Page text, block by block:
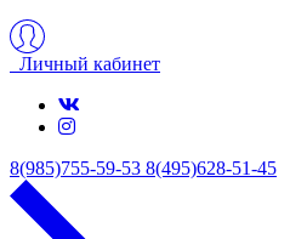
Личный кабинет
8(985)755-59-53 8(495)628-51-45